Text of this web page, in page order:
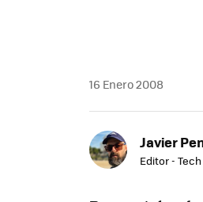
16 Enero 2008
Javier
Editor - Tech